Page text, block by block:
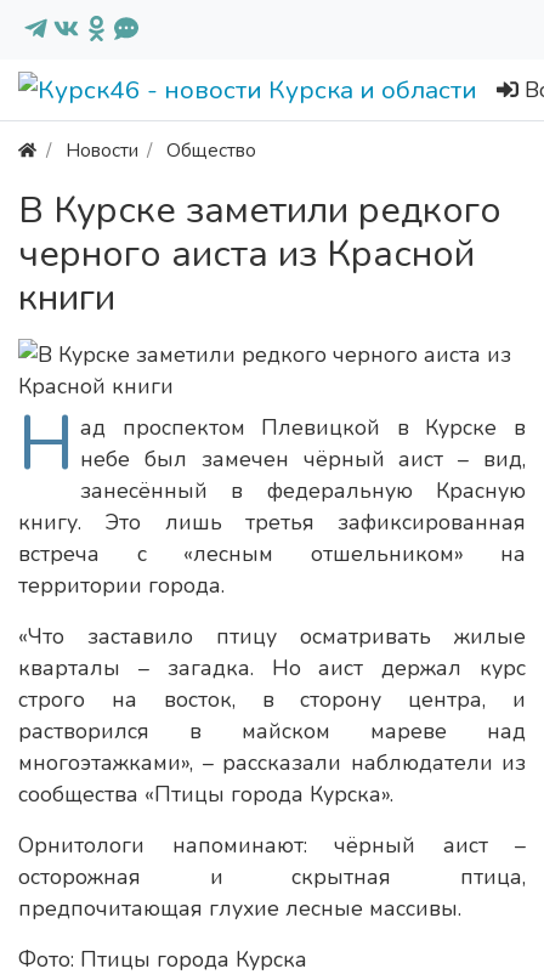
Новости Общество
В Курске заметили редкого
черного аиста из Красной
книги
Н ад проспектом Плевицкой в Курске в
небе был замечен чёрный аист – вид,
занесённый в федеральную Красную
книгу. Это лишь третья зафиксированная
встреча с «лесным отшельником» на
территории города.
«Что заставило птицу осматривать жилые
кварталы – загадка. Но аист держал курс
строго на восток, в сторону центра, и
растворился в майском мареве над
многоэтажками», – рассказали наблюдатели из
сообщества «Птицы города Курска».
Орнитологи напоминают: чёрный аист –
осторожная и скрытная птица,
предпочитающая глухие лесные массивы.
Фото: Птицы города Курска